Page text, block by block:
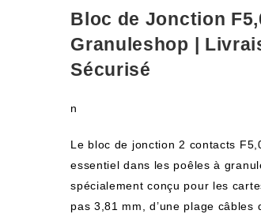
Bloc de Jonction
Granuleshop |
Sécurisé
n
Le bloc de jonction 2 contacts
essentiel dans les poêles à
spécialement conçu pour les
pas 3,81 mm, d’une plage câbles